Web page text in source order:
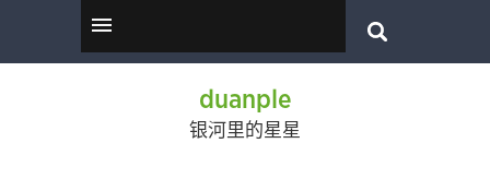
duanple
银河里的星星